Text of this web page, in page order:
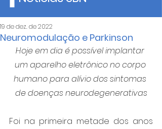
Neuromodulação e Parkinson
19 de dez. de 2022
Hoje em dia é possível implantar
um aparelho eletrônico no corpo
humano para alívio dos sintomas
de doenças neurodegenerativas
Foi na primeira metade dos anos